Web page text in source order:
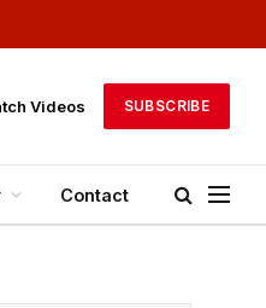
Videos SUBSCRIBE
Contact